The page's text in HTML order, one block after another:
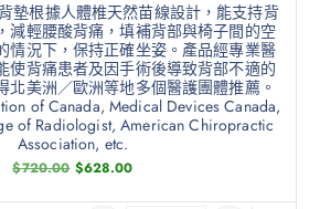
墊根據人體椎天然苗線設計，能支持背
減輕腰酸背痛，填補背部與椅子間的空
情況下，保持正確坐姿。產品經專業醫
使背痛患者及因手術後導致背部不適的
北美洲／歐洲等地多個醫護團體推薦。
of Canada, Medical Devices Canada,
of Radiologist, American Chiropractic
Association, etc.
$720.00 $628.00